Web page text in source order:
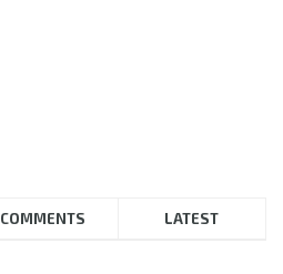
COMMENTS LATEST